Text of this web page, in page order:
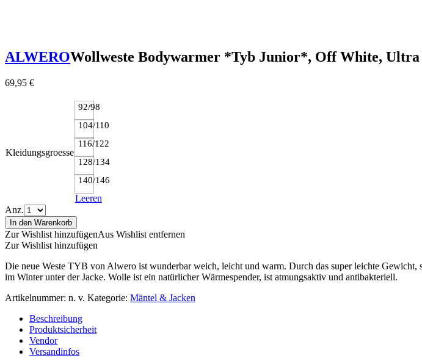
ALWEROWollweste Bodywarmer *Tyb Junior*, Off White,
69,95 €
Kleidungsgroesse
92/98
104/110
116/122
128/134
140/146
Leeren
Anz.
In den Warenkorb
Zur Wishlist hinzufügenAus Wishlist entfernen
Zur Wishlist hinzufügen
Die neue Weste TYB von Alwero ist wunderbar weich, leicht und warm. Durch das super leichte
im Winter unter der Jacke. Wolle ist ein natürlicher Wärmespender, ist atmungsaktiv und antibakteriell.
Artikelnummer: n. v. Kategorie: Mäntel & Jacken
Beschreibung
Produktsicherheit
Vendor
Versandinfos